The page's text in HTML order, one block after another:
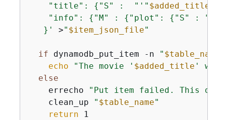
    "title":
{ "S" :  "' " $added_title
    "info":
{ "M" : { "plot": { "S" : "'
   }'
>" $item_json_file"
if dynamodb_put_item -n " $table_name
echo
"The movie ' $added_title ' was
else
    errecho
"Put item failed. This
    clean_up
" $table_name"
return 1